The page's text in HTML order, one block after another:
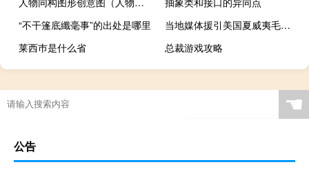
“不干篷底纖毫事”的出处是哪里
当地媒体援引美国夏威夷毛伊岛县长的话称毛伊岛应急管理机构负责人辞职此前毛伊岛山火造成多人遇难
莱西巿是什么省
总裁游戏攻略
☚
公告